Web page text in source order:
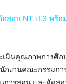
สอบ NT ป.3 พร้
เมินคุณภาพการศึ
กงานคณะกรรมก
การสอน และจัด